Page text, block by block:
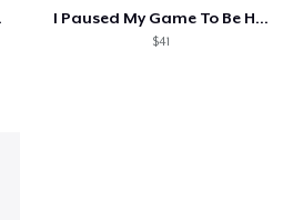
I Paused My Game To Be Here T-Shirt
$41